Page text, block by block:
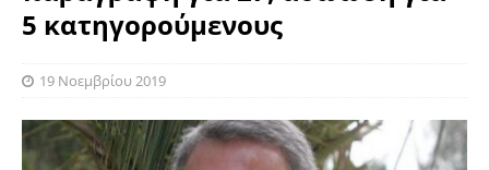
5 κατηγορούμενους
19 Νοεμβρίου 2019